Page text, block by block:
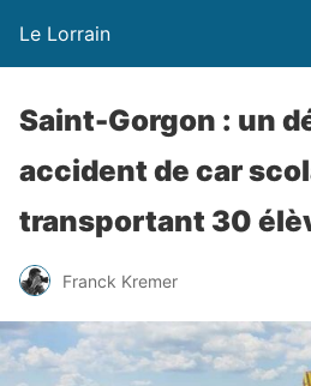
Le Lorrain
Saint-Gorgon : un
accident de car
transportant 30
Franck Kremer